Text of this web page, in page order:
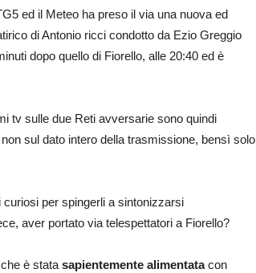
ed il Meteo ha preso il via una nuova ed
di Antonio ricci condotto da Ezio Greggio
dopo quello di Fiorello, alle 20:40 ed è
tv sulle due Reti avversarie sono quindi
sul dato intero della trasmissione, bensì solo
per spingerli a sintonizzarsi
aver portato via telespettatori a Fiorello?
è stata sapientemente alimentatacon